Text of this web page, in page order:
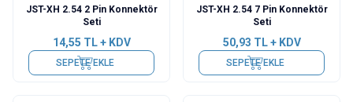
JST-XH 2.54 2 Pin Konnektör
Seti
14,55 TL + KDV
SEPETE EKLE
JST-XH 2.54 7 Pin Konnektör
Seti
50,93 TL + KDV
SEPETE EKLE